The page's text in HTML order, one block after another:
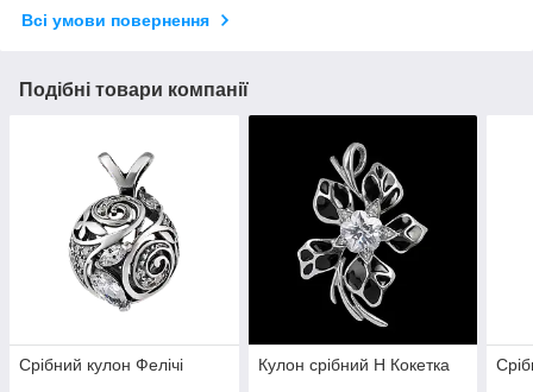
Всі умови повернення
Подібні товари компанії
Срібний кулон Фелічі Кулон срібний H Кокетка